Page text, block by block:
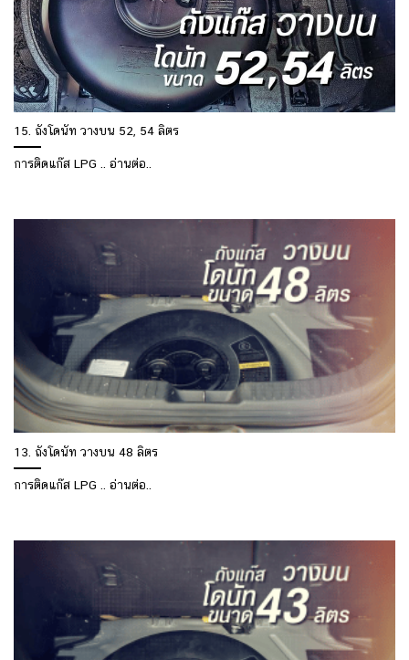
15. ถังโดนัท วางบน 52, 54 ลิตร
การติดแก๊ส LPG .. อ่านต่อ..
13. ถังโดนัท วางบน 48 ลิตร
การติดแก๊ส LPG .. อ่านต่อ..